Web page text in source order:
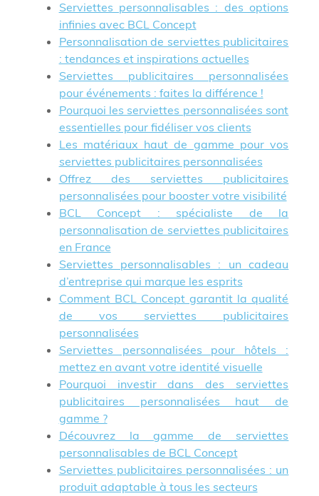
Serviettes personnalisables : des options
infinies avec BCL Concept
Personnalisation de serviettes publicitaires
: tendances et inspirations actuelles
Serviettes publicitaires personnalisées
pour événements : faites la différence !
Pourquoi les serviettes personnalisées sont
essentielles pour fidéliser vos clients
Les matériaux haut de gamme pour vos
serviettes publicitaires personnalisées
Offrez des serviettes publicitaires
personnalisées pour booster votre visibilité
BCL Concept : spécialiste de la
personnalisation de serviettes publicitaires
en France
Serviettes personnalisables : un cadeau
d’entreprise qui marque les esprits
Comment BCL Concept garantit la qualité
de vos serviettes publicitaires
personnalisées
Serviettes personnalisées pour hôtels :
mettez en avant votre identité visuelle
Pourquoi investir dans des serviettes
publicitaires personnalisées haut de
gamme ?
Découvrez la gamme de serviettes
personnalisables de BCL Concept
Serviettes publicitaires personnalisées : un
produit adaptable à tous les secteurs